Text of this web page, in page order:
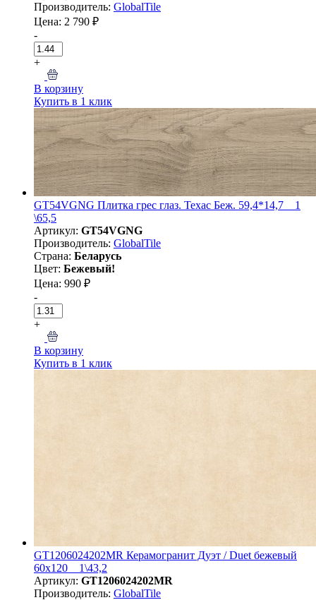
Производитель: GlobalTile
Цена: 2 790 ₽
-
+
В корзину
Купить в 1 клик
GT54VGNG Плитка грес глаз. Техас Беж. 59,4*14,7 _ 1
\65,5
Артикул: GT54VGNG
Производитель: GlobalTile
Страна: Беларусь
Цвет: Бежевый!
Цена: 990 ₽
-
+
В корзину
Купить в 1 клик
GT1206024202MR Керамогранит Дуэт / Duet бежевый
60x120 _ 1\43,2
Артикул: GT1206024202MR
Производитель: GlobalTile